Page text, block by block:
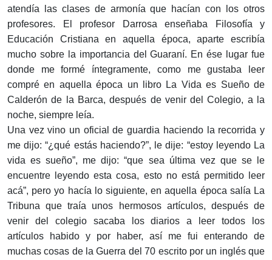
atendía las clases de armonía que hacían con los otros
profesores. El profesor Darrosa enseñaba Filosofía y
Educación Cristiana en aquella época, aparte escribía
mucho sobre la importancia del Guaraní. En ése lugar fue
donde me formé íntegramente, como me gustaba leer
compré en aquella época un libro La Vida es Sueño de
Calderón de la Barca, después de venir del Colegio, a la
noche, siempre leía.
Una vez vino un oficial de guardia haciendo la recorrida y
me dijo: “¿qué estás haciendo?”, le dije: “estoy leyendo La
vida es sueño”, me dijo: “que sea última vez que se le
encuentre leyendo esta cosa, esto no está permitido leer
acá”, pero yo hacía lo siguiente, en aquella época salía La
Tribuna que traía unos hermosos artículos, después de
venir del colegio sacaba los diarios a leer todos los
artículos habido y por haber, así me fui enterando de
muchas cosas de la Guerra del 70 escrito por un inglés que